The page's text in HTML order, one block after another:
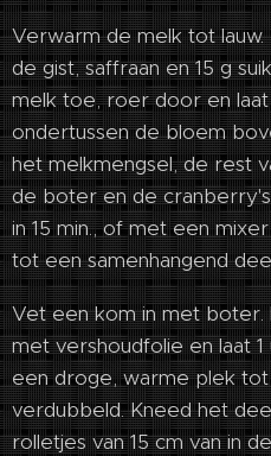
Verwarm de melk tot
de gist, saffraan en 15 g
melk toe, roer door en laat
ondertussen de bloem
het melkmengsel, de rest
de boter en de
in 15 min., of met een
tot een samenhangend
Vet een kom in met
met vershoudfolie en laat
een droge, warme plek
verdubbeld. Kneed het
rolletjes van 15 cm van in